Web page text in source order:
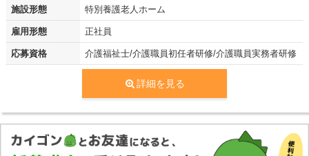
施設形態 特別養護老人ホーム
雇用形態 正社員
応募資格 介護福祉士/介護職員初任者研修/介護職員実務者研修
詳細を見る